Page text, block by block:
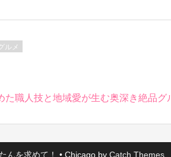
ルメ
た職人技と地域愛が生む奥深き絶品グ
んを求めて！ • Chicago by Catch Themes